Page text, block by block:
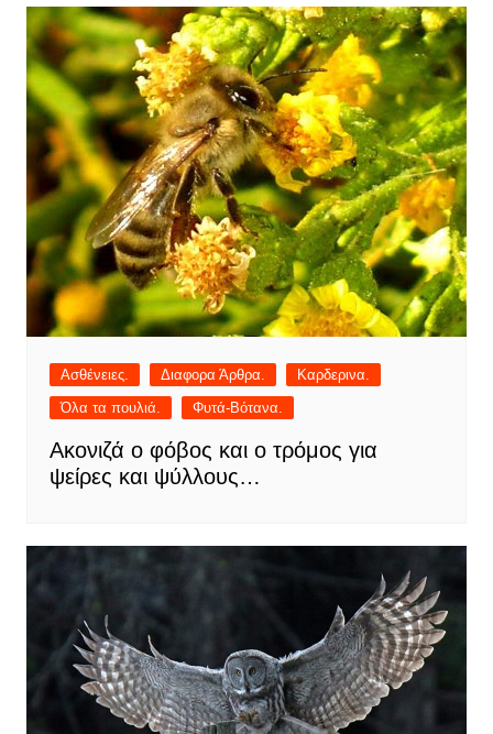
Ασθένειες. Διαφορα Άρθρα.
Καρδερινα.
Όλα τα πουλιά.
Φυτά-Βότανα.
Ακονιζά ο φόβος και ο τρόμος για
ψείρες και ψύλλους…